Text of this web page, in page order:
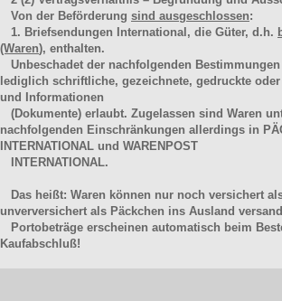
Von der Beförderung sind ausgeschlossen:
1. Briefsendungen International, die Güter, d.h.
(Waren), enthalten.
Unbeschadet der nachfolgenden
lediglich schriftliche, gezeichnete, gedruckte
und Informationen
(Dokumente) erlaubt. Zugelassen sind Waren
nachfolgenden Einschränkungen allerdings in
INTERNATIONAL und WARENPOST
INTERNATIONAL.
Das heißt: Waren können nur noch versichert
unverversichert als Päckchen ins Ausland
Portobeträge erscheinen automatisch beim
Kaufabschluß!